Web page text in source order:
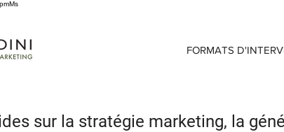
FORMATS
surla stratégie marketing, la